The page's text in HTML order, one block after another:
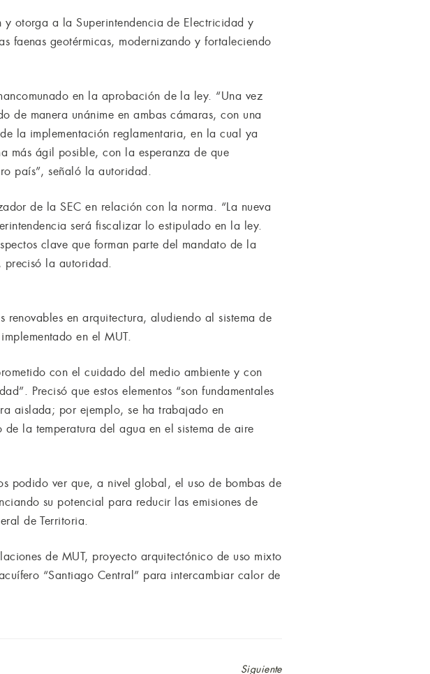
otorga a la Superintendencia de Electricidad y
faenas geotérmicas, modernizando y fortaleciendo
en la aprobación de la ley. “Una vez
de manera unánime en ambas cámaras, con una
la implementación reglamentaria, en la cual ya
más ágil posible, con la esperanza de que
país”, señaló la autoridad.
de la SEC en relación con la norma. “La nueva
será fiscalizar lo estipulado en la ley.
clave que forman parte del mandato de la
precisó la autoridad.
en arquitectura, aludiendo al sistema de
en el MUT.
con el cuidado del medio ambiente y con
Precisó que estos elementos “son fundamentales
aislada; por ejemplo, se ha trabajado en
la temperatura del agua en el sistema de aire
podido ver que, a nivel global, el uso de bombas de
su potencial para reducir las emisiones de
de Territoria.
de MUT, proyecto arquitectónico de uso mixto
“Santiago Central” para intercambiar calor de
Siguiente